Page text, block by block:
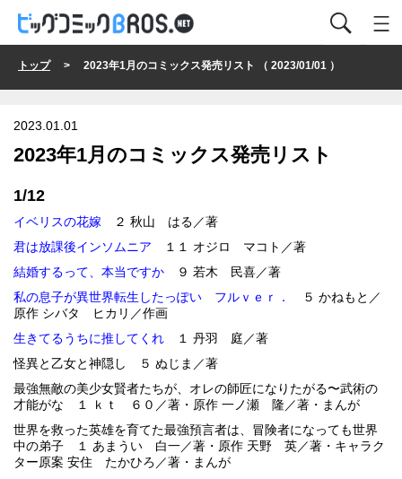
トップ> 2023年1月のコミックス発売リスト （ 2023/01/01 ）
2023.01.01
2023年1月のコミックス発売リスト
1/12
イベリスの花嫁 ２ 秋山 はる／著
君は放課後インソムニア １１ オジロ マコト／著
結婚するって、本当ですか ９ 若木 民喜／著
私の息子が異世界転生したっぽい フルｖｅｒ．
５ かねもと／
原作 シバタ ヒカリ／作画
生きてるうちに推してくれ １ 丹羽 庭／著
怪異と乙女と神隠し ５ ぬじま／著
最強無敵の美少女賢者たちが、オレの師匠になりたがる〜武術の
才能がな １ ｋｔ ６０／著・原作 一ノ瀬 隆／著・まんが
世界を救った英雄を育てた最強預言者は、冒険者になっても世界
中の弟子 １ あまうい 白一／著・原作 天野 英／著・キャラク
ター原案 安住 たかひろ／著・まんが